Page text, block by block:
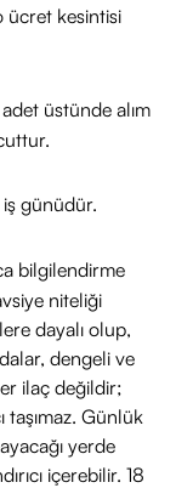
ücret kesintisi
üstünde alım
günüdür.
bilgilendirme
niteliği
dayalı olup,
dengeli ve
ilaç değildir;
taşımaz. Günlük
yerde
içerebilir. 18